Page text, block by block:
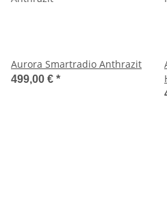
Aurora Smartradio Anthrazit
499,00 € *